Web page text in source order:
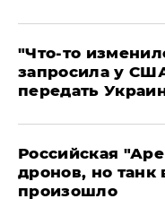
​"Что-то
запросила у
передать
​Российская
дронов, но танк
произошло